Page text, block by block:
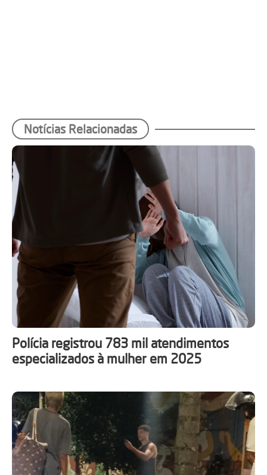
Notícias Relacionadas
Polícia registrou 783 mil atendimentos
especializados à mulher em 2025